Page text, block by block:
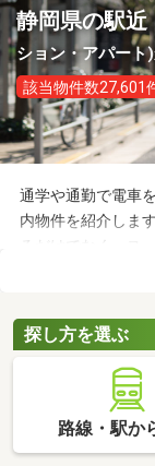
静岡県の駅近
ション・アパート)
該当物件数27,601
通学や通勤で電車
内物件を紹介しま
るだけでなく、ス
とも魅力。物件数
ょう。
探し方を選ぶ
路線・駅か